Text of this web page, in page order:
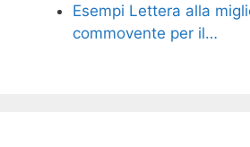
Esempi Lettera alla
commovente per il…